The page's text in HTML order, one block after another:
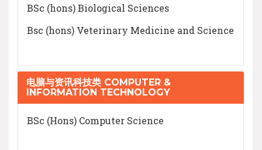
BSc (hons) Biological Sciences
Bsc (hons) Veterinary Medicine and Science
电脑与资讯科技类 COMPUTER &
INFORMATION TECHNOLOGY
BSc (Hons) Computer Science